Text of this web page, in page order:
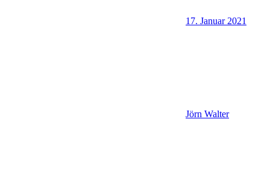
17. Januar 2021
Jörn Walter